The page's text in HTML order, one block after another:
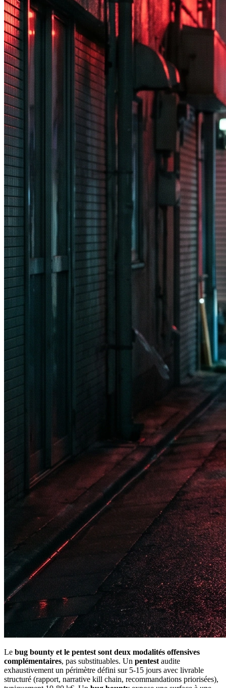
Le bug bounty et le pentest sont deux modalités offensives
complémentaires, pas substituables. Un pentest audite
exhaustivement un périmètre défini sur 5-15 jours avec livrable
structuré (rapport, narrative kill chain, recommandations priorisées),